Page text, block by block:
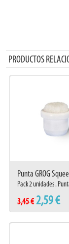
PRODUCTOS
Punta GROG
Pack 2 unidades .
3,45 € 2,59 €